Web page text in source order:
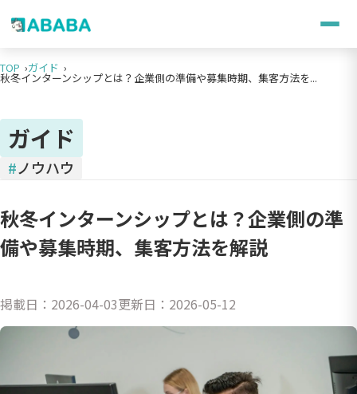
TOP ガイド
秋冬インターンシップとは？企業側の準備や募集時期、集客方法を...
ガイド
#ノウハウ
秋冬インターンシップとは？企業側の準
備や募集時期、集客方法を解説
掲載日： 2026-04-03更新日： 2026-05-12